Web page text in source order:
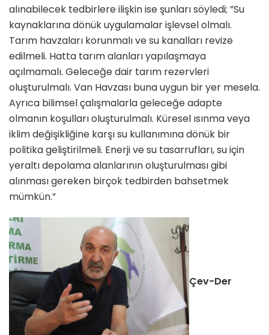
alınabilecek tedbirlere ilişkin ise şunları söyledi; ”Su
kaynaklarına dönük uygulamalar işlevsel olmalı.
Tarım havzaları korunmalı ve su kanalları revize
edilmeli. Hatta tarım alanları yapılaşmaya
açılmamalı. Geleceğe dair tarım rezervleri
oluşturulmalı. Van Havzası buna uygun bir yer mesela.
Ayrıca bilimsel çalışmalarla geleceğe adapte
olmanın koşulları oluşturulmalı. Küresel ısınma veya
iklim değişikliğine karşı su kullanımına dönük bir
politika geliştirilmeli. Enerji ve su tasarrufları, su için
yeraltı depolama alanlarının oluşturulması gibi
alınması gereken birçok tedbirden bahsetmek
mümkün.”
Çev-Der